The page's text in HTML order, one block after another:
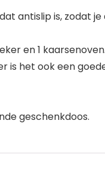
antislip is, zodat
en 1
het ook een
geschenkdoos.